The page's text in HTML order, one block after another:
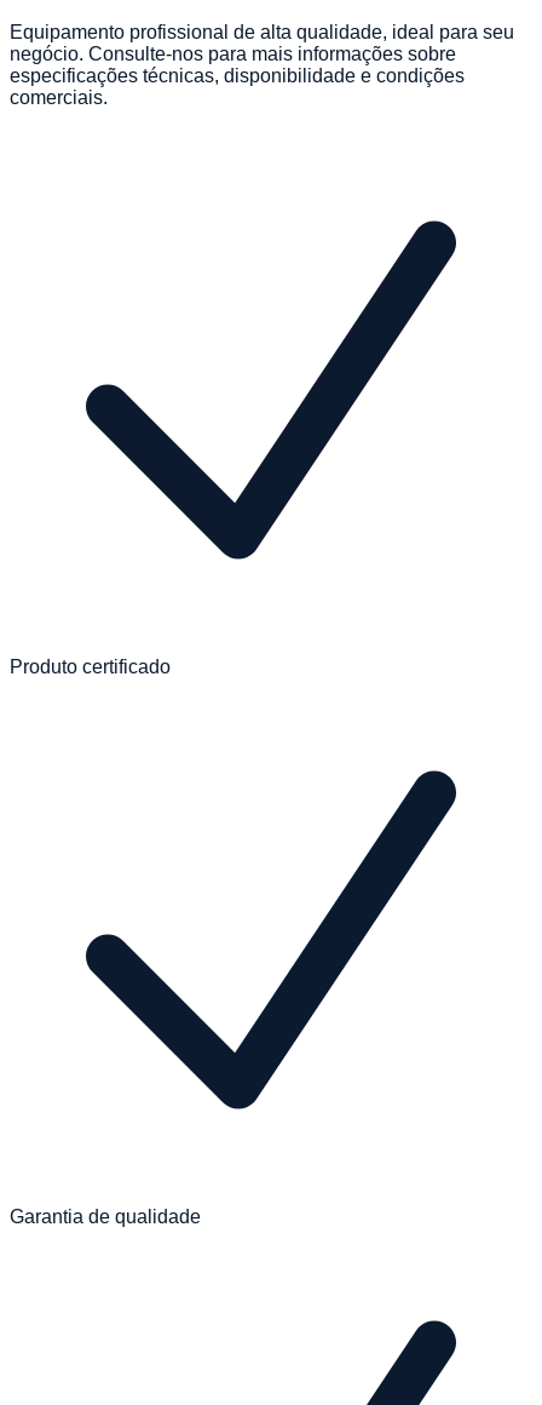
Equipamento profissional de alta qualidade, ideal para seu
negócio. Consulte-nos para mais informações sobre
especificações técnicas, disponibilidade e condições
comerciais.
Produto certificado
Garantia de qualidade